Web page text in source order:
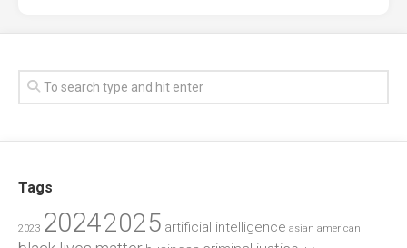
Tags
2023 20242025 artificial intelligence asian american